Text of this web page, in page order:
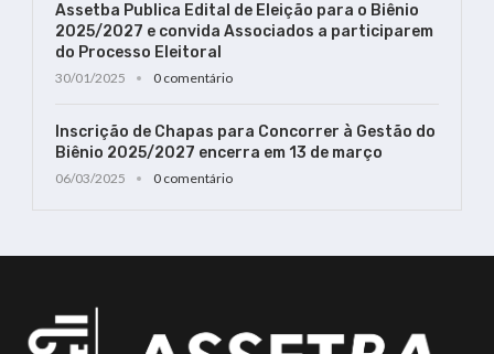
Assetba Publica Edital de Eleição para o Biênio
2025/2027 e convida Associados a participarem
do Processo Eleitoral
30/01/2025 0 comentário
Inscrição de Chapas para Concorrer à Gestão do
Biênio 2025/2027 encerra em 13 de março
06/03/2025 0 comentário